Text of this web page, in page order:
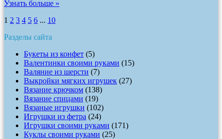
Узнать больше »
1 2 3 4 5 6 ... 10
Разделы сайта
Букеты из конфет (5)
Валентинки своими руками (15)
Валяние из шерсти (7)
Выкройки мягких игрушек (27)
Вязание крючком (138)
Вязание спицами (19)
Вязаные игрушки (102)
Игрушки из фетра (24)
Игрушки своими руками (171)
Куклы своими руками (25)